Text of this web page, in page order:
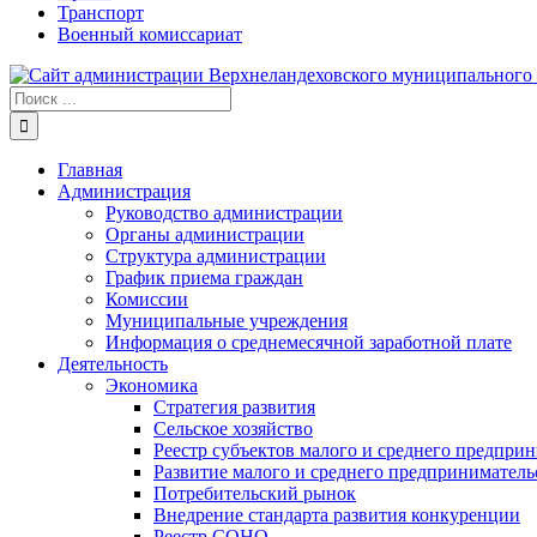
Транспорт
Военный комиссариат
Результат
поиска:
Главная
Администрация
Руководство администрации
Органы администрации
Структура администрации
График приема граждан
Комиссии
Муниципальные учреждения
Информация о среднемесячной заработной плате
Деятельность
Экономика
Стратегия развития
Сельское хозяйство
Реестр субъектов малого и среднего
Развитие малого и среднего
Потребительский рынок
Внедрение стандарта развития конкуренции